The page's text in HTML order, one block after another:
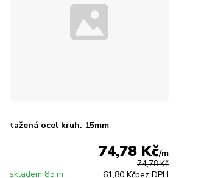
tažená ocel kruh. 15mm
74,78 Kč
74,78 Kč/m
61,80 Kčbez DPH
skladem 85 m